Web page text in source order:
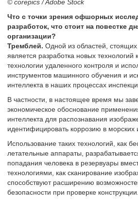
© corepics / Adobe Stock
Что с точки зрения офшорных
разработок, что стоит на повестке
организации?
Тремблей. Одной из областей, стоящих
является разработка новых технологий
технологии удаленного контроля и
инструментов машинного обучения и
интеллекта в наших процессах
В частности, в настоящее время мы
экономическое обоснование
интеллекта для распознавания
идентифицировать коррозию в морских
Использование таких технологий, как
летательные аппараты,
попадания человека в резервуары
технологиями, как сканирование
способствуют расширению
безопасности при проверке конструкции.